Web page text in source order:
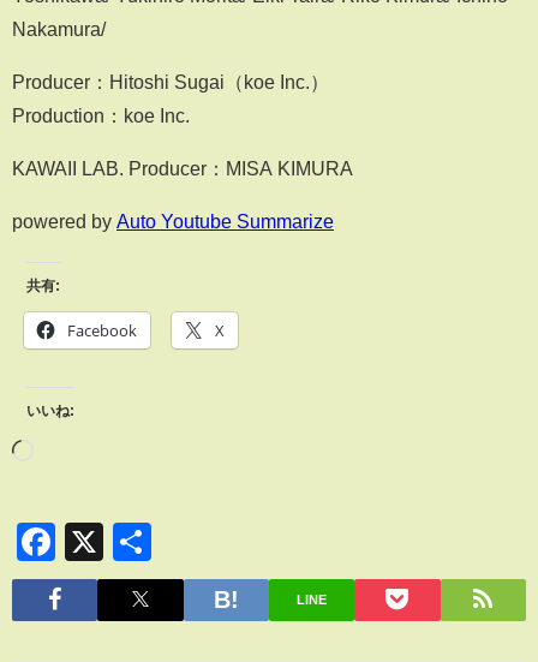
Nakamura/
Producer：Hitoshi Sugai（koe Inc.）
Production：koe Inc.
KAWAII LAB. Producer：MISA KIMURA
powered by Auto Youtube Summarize
共有:
Facebook X
いいね:
Facebook
X
有
LINE